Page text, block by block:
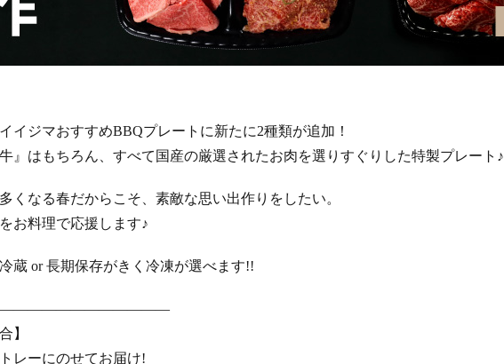
イジマおすすめBBQプレートに新たに2種類が追加！
』はもちろん、すべて国産の厳選されたお肉を選りすぐりした特製プレート♪
くなる春だからこそ、素敵な思い出作りをしたい。
お料理で応援します♪
蔵 or 長期保存がきく冷凍が選べます!!
】
レーにのせてお届け!